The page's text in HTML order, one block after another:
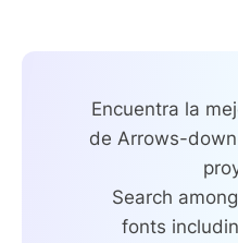
Encuentra la
de Arrows-
Search among
fonts